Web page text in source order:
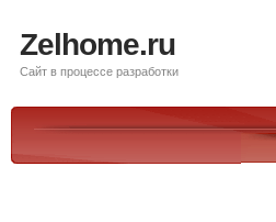
Zelhome.ru
Сайт в процессе разработки